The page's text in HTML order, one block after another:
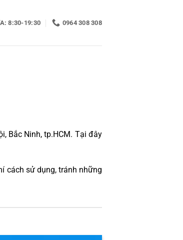
8:30-19:30 0964 308 308
Bắc Ninh, tp.HCM. Tại đây
cách sử dụng, tránh những